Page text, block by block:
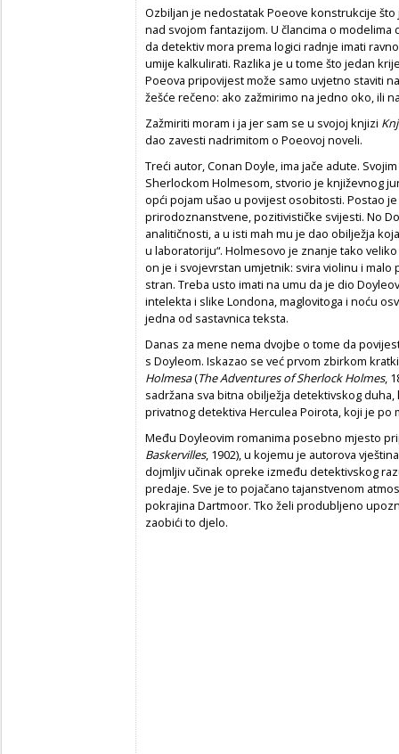
Ozbiljan je nedostatak Poeove konstrukcije
nad svojom fantazijom. U člancima o
da detektiv mora prema logici radnje imati
umije kalkulirati. Razlika je u tome što jedan
Poeova pripovijest može samo uvjetno staviti
žešće rečeno: ako zažmirimo na jedno oko, ili
Zažmiriti moram i ja jer sam se u svojoj knjizi
dao zavesti nadrimitom o Poeovoj noveli.
Treći autor, Conan Doyle, ima jače adute.
Sherlockom Holmesom, stvorio je književnog
opći pojam ušao u povijest osobitosti. Postao
prirodoznanstvene, pozitivističke svijesti. No
analitičnosti, a u isti mah mu je dao obilježja
u laboratoriju“. Holmesovo je znanje tako
on je i svojevrstan umjetnik: svira violinu i
stran. Treba usto imati na umu da je dio
intelekta i slike Londona, maglovitoga i noću
jedna od sastavnica teksta.
Danas za mene nema dvojbe o tome da
s Doyleom. Iskazao se već prvom zbirkom
Holmesa(The Adventures of Sherlock Holmes,
sadržana sva bitna obilježja detektivskog
privatnog detektiva Herculea Poirota, koji je
Među Doyleovim romanima posebno mjesto
Baskervilles, 1902), u kojemu je autorova
dojmljiv učinak opreke između detektivskog
predaje. Sve je to pojačano tajanstvenom
pokrajina Dartmoor. Tko želi produbljeno
zaobići to djelo.